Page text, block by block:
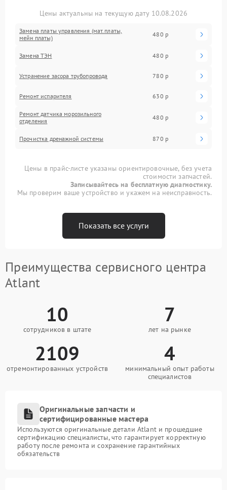
Цены актуальны на текущую дату 10.08.2026
Замена платы управления (мат.платы,
мейн платы)
480 р
Замена ТЭН 480 р
Устранение засора трубопровода 780 р
Ремонт испарителя 630 р
Ремонт датчика морозильного
отделения
480 р
Прочистка дренажной системы 870 р
Цены в прайс-листе указаны ориентировочные, без учета
стоимости запчастей.
Записывайтесь на бесплатную диагностику.
Мы проверим ваше устройство и укажем на неисправность.
Показать все услуги
Преимущества сервисного центра
Atlant
10
сотрудников в штате
7
лет на рынке
2109
отремонтированных устройств
4
минимальный опыт работы
специалистов
Оригинальные запчасти и
сертифицированные мастера
Используются оригинальные детали Atlant и прошедшие
сертификацию специалисты, что гарантирует корректную
работу после ремонта и сохранение гарантийных
обязательств